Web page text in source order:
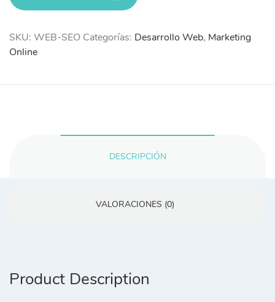
SKU: WEB-SEO Categorías: Desarrollo Web, Marketing
Online
DESCRIPCIÓN
VALORACIONES (0)
Product Description